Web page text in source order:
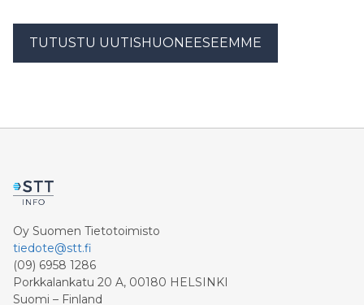
TUTUSTU UUTISHUONEESEEMME
Oy Suomen Tietotoimisto
tiedote@stt.fi
(09) 6958 1286
Porkkalankatu 20 A, 00180 HELSINKI
Suomi – Finland